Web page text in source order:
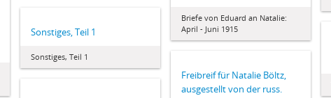
Briefe von Eduard an Natalie:
April - Juni 1915
Sonstiges, Teil 1
Sonstiges, Teil 1
Freibreif für Natalie Böltz,
ausgestellt von der russ.